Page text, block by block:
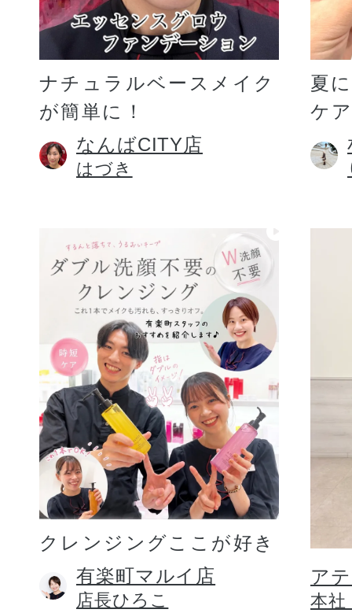
ご利用ガイド
よくあるご質問
ナチュラルベースメイク
が簡単に！
なんばCITY店
はづき
夏
ケ
クレンジングここが好き
有楽町マルイ店
店長ひろこ
ア
本